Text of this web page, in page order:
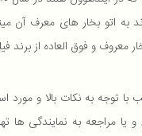
به اتو بخار های معرف آن
معروف و فوق العاده از برند
با توجه به نکات بالا و مورد
مراجعه به نمایندگی ها